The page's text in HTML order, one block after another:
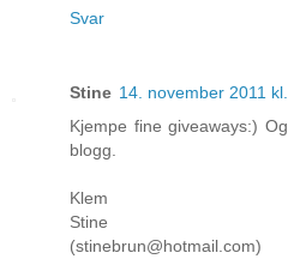
Svar
Stine 14. november 2011
Kjempe fine giveaways:)
blogg.
Klem
Stine
(stinebrun@hotmail.com)